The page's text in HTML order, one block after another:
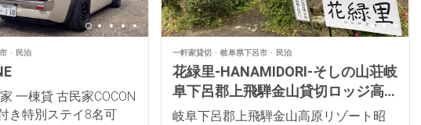
民泊
一棟貸 古民家COCON
き特別ステイ8名可
一軒家貸切 岐阜県下呂市 民泊
花緑里-HANAMIDORI-そしの山荘岐
阜下呂郡上飛騨金山貸切ロッジ高
原リゾート
岐阜下呂郡上飛騨金山高原リゾート昭